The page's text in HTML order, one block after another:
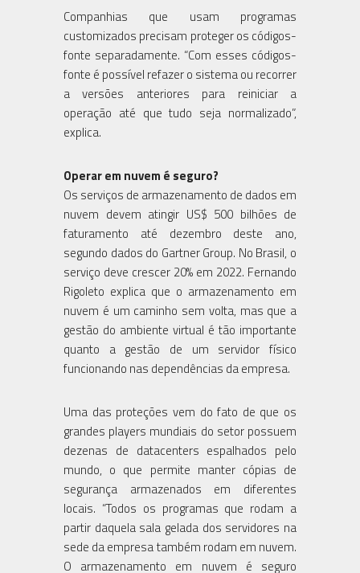
Companhias que usam programas
customizados precisam proteger os códigos-
fonte separadamente. “Com esses códigos-
fonte é possível refazer o sistema ou recorrer
a versões anteriores para reiniciar a
operação até que tudo seja normalizado”,
explica.
Operar em nuvem é seguro?
Os serviços de armazenamento de dados em
nuvem devem atingir US$ 500 bilhões de
faturamento até dezembro deste ano,
segundo dados do Gartner Group. No Brasil, o
serviço deve crescer 20% em 2022. Fernando
Rigoleto explica que o armazenamento em
nuvem é um caminho sem volta, mas que a
gestão do ambiente virtual é tão importante
quanto a gestão de um servidor físico
funcionando nas dependências da empresa.
Uma das proteções vem do fato de que os
grandes players mundiais do setor possuem
dezenas de datacenters espalhados pelo
mundo, o que permite manter cópias de
segurança armazenados em diferentes
locais. “Todos os programas que rodam a
partir daquela sala gelada dos servidores na
sede da empresa também rodam em nuvem.
O armazenamento em nuvem é seguro